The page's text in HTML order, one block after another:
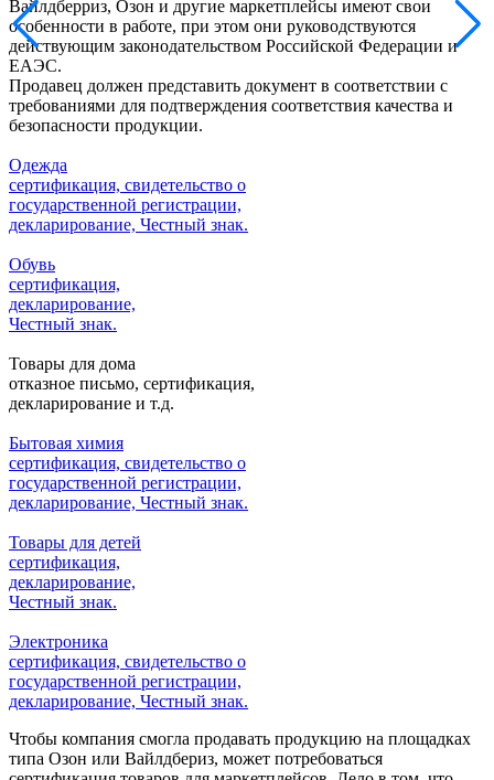
Вайлдберриз, Озон и другие маркетплейсы имеют свои
особенности в работе, при этом они руководствуются
действующим законодательством Российской Федерации и
ЕАЭС.
Продавец должен представить документ в соответствии с
требованиями для подтверждения соответствия качества и
безопасности продукции.
Одежда
сертификация, свидетельство о
государственной регистрации,
декларирование, Честный знак.
Обувь
сертификация,
декларирование,
Честный знак.
Товары для дома
отказное письмо, сертификация,
декларирование и т.д.
Бытовая химия
сертификация, свидетельство о
государственной регистрации,
декларирование, Честный знак.
Товары для детей
сертификация,
декларирование,
Честный знак.
Электроника
сертификация, свидетельство о
государственной регистрации,
декларирование, Честный знак.
Чтобы компания смогла продавать продукцию на площадках
типа Озон или Вайлдбериз, может потребоваться